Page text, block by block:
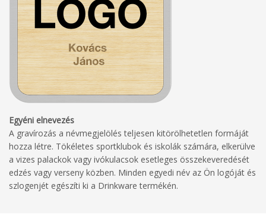
Egyéni elnevezés
A gravírozás a névmegjelölés teljesen kitörölhetetlen formáját
hozza létre. Tökéletes sportklubok és iskolák számára, elkerülve
a vizes palackok vagy ivókulacsok esetleges összekeveredését
edzés vagy verseny közben. Minden egyedi név az Ön logóját és
szlogenjét egészíti ki a Drinkware termékén.